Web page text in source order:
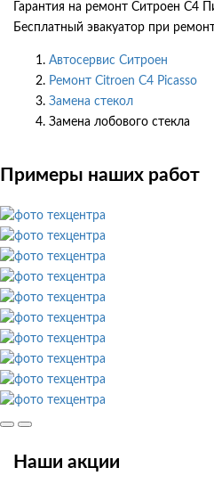
Гарантия на ремонт Ситроен С4
Бесплатный эвакуатор при
Автосервис Ситроен
Ремонт Citroen C4 Picasso
Замена стекол
Замена лобового стекла
Примеры наших работ
Наши акции